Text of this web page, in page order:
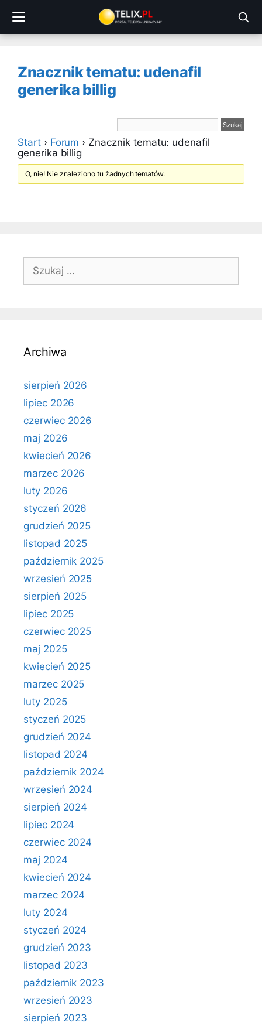
treści
Znacznik tematu: udenafil
generika billig
Start › Forum › Znacznik tematu: udenafil
generika billig
O, nie! Nie znaleziono tu żadnych tematów.
Szukaj:
Archiwa
sierpień 2026
lipiec 2026
czerwiec 2026
maj 2026
kwiecień 2026
marzec 2026
luty 2026
styczeń 2026
grudzień 2025
listopad 2025
październik 2025
wrzesień 2025
sierpień 2025
lipiec 2025
czerwiec 2025
maj 2025
kwiecień 2025
marzec 2025
luty 2025
styczeń 2025
grudzień 2024
listopad 2024
październik 2024
wrzesień 2024
sierpień 2024
lipiec 2024
czerwiec 2024
maj 2024
kwiecień 2024
marzec 2024
luty 2024
styczeń 2024
grudzień 2023
listopad 2023
październik 2023
wrzesień 2023
sierpień 2023